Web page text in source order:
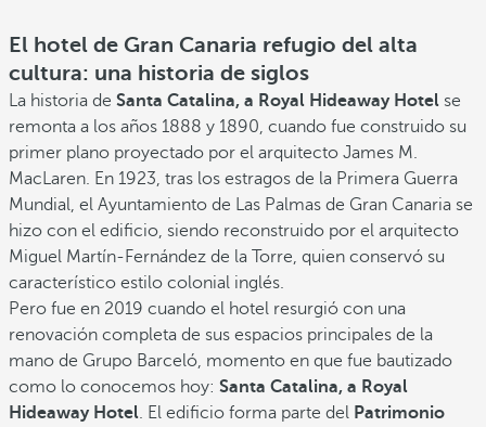
El hotel de Gran Canaria refugio del alta
cultura: una historia de siglos
La historia de Santa Catalina, a Royal Hideaway Hotel se
remonta a los años 1888 y 1890, cuando fue construido su
primer plano proyectado por el arquitecto James M.
MacLaren. En 1923, tras los estragos de la Primera Guerra
Mundial, el Ayuntamiento de Las Palmas de Gran Canaria se
hizo con el edificio, siendo reconstruido por el arquitecto
Miguel Martín-Fernández de la Torre, quien conservó su
característico estilo colonial inglés.
Pero fue en 2019 cuando el hotel resurgió con una
renovación completa de sus espacios principales de la
mano de Grupo Barceló, momento en que fue bautizado
como lo conocemos hoy: Santa Catalina, a Royal
Hideaway Hotel . El edificio forma parte del Patrimonio